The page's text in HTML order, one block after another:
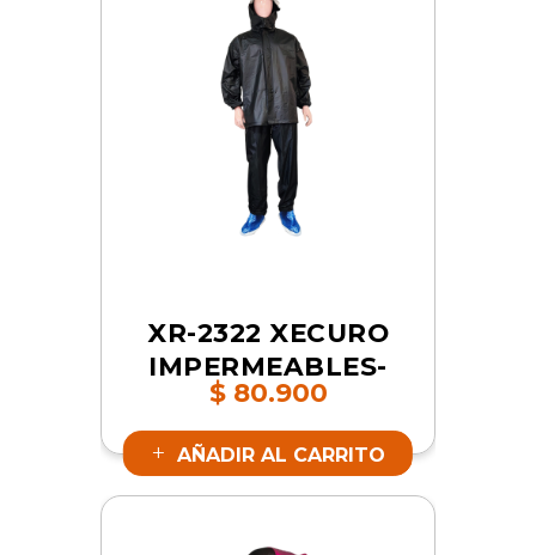
XR-2322 XECURO
IMPERMEABLES-
PVC CON ZAPATO
AZUL 2XL | SKU
17485
$80.900
AÑADIR AL CARRITO